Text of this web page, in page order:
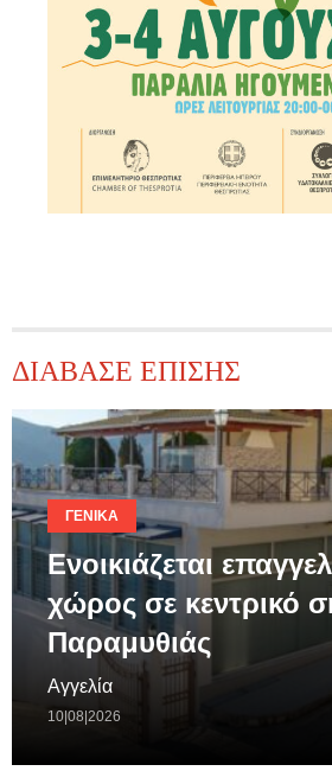
ΔΙΑΒΑΣΕ ΕΠΙΣΗΣ
ΓΕΝΙΚΆ
Ενοικιάζεται
χώρος σε κεντρικό
Παραμυθιάς
Αγγελία
10|08|2026